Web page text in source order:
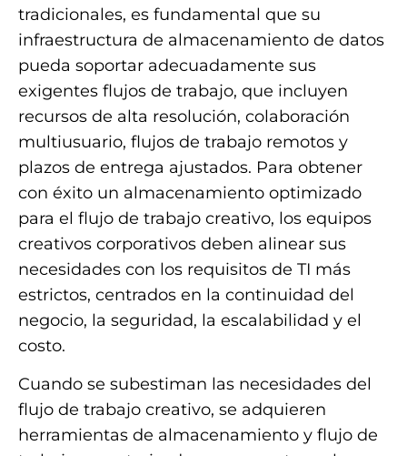
tradicionales, es fundamental que su
infraestructura de almacenamiento de datos
pueda soportar adecuadamente sus
exigentes flujos de trabajo, que incluyen
recursos de alta resolución, colaboración
multiusuario, flujos de trabajo remotos y
plazos de entrega ajustados. Para obtener
con éxito un almacenamiento optimizado
para el flujo de trabajo creativo, los equipos
creativos corporativos deben alinear sus
necesidades con los requisitos de TI más
estrictos, centrados en la continuidad del
negocio, la seguridad, la escalabilidad y el
costo.
Cuando se subestiman las necesidades del
flujo de trabajo creativo, se adquieren
herramientas de almacenamiento y flujo de